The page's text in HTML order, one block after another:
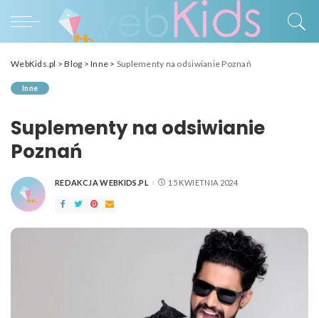
WebKids.pl >Blog >Inne > Suplementy na odsiwianie Poznań
Inne
Suplementy na odsiwianie
Poznań
POSTED
REDAKCJA WEBKIDS.PL 15 KWIETNIA 2024